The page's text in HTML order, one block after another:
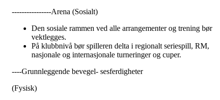
----------------Arena (Sosialt)
Den sosiale rammen ved alle arrangementer og trening bør
vektlegges.
På klubbnivå bør spilleren delta i regionalt seriespill, RM,
nasjonale og internasjonale turneringer og cuper.
----Grunnleggende bevegel- sesferdigheter
(Fysisk)